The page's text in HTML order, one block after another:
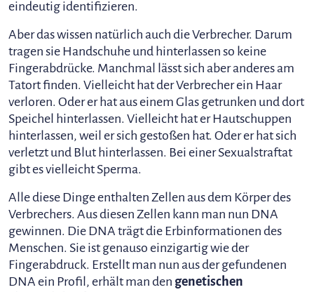
eindeutig identifizieren.
Aber das wissen natürlich auch die Verbrecher. Darum
tragen sie Handschuhe und hinterlassen so keine
Fingerabdrücke. Manchmal lässt sich aber anderes am
Tatort finden. Vielleicht hat der Verbrecher ein Haar
verloren. Oder er hat aus einem Glas getrunken und dort
Speichel hinterlassen. Vielleicht hat er Hautschuppen
hinterlassen, weil er sich gestoßen hat. Oder er hat sich
verletzt und Blut hinterlassen. Bei einer Sexualstraftat
gibt es vielleicht Sperma.
Alle diese Dinge enthalten Zellen aus dem Körper des
Verbrechers. Aus diesen Zellen kann man nun DNA
gewinnen. Die DNA trägt die Erbinformationen des
Menschen. Sie ist genauso einzigartig wie der
Fingerabdruck. Erstellt man nun aus der gefundenen
DNA ein Profil, erhält man den genetischen